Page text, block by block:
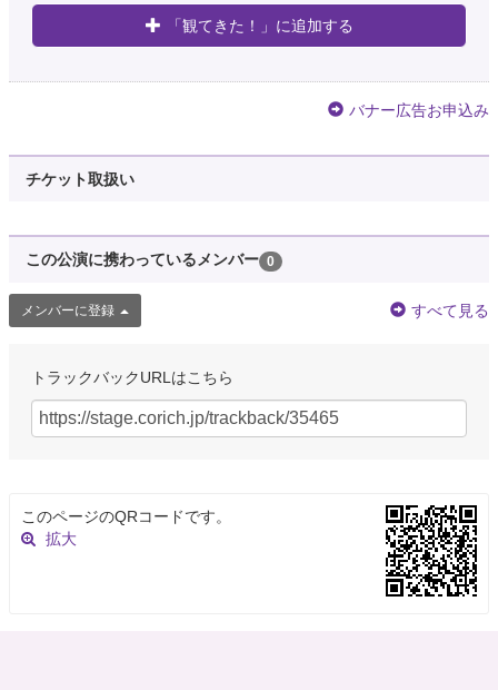
「観てきた！」に追加する
バナー広告お申込み
チケット取扱い
この公演に携わっているメンバー 0
メンバーに登録 すべて見る
トラックバックURLはこちら
このページのQRコードです。
拡大